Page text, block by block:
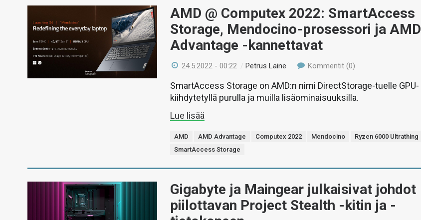
AMD @ Computex 2022: SmartAccess
Storage, Mendocino-prosessori ja AMD
Advantage -kannettavat
24.5.2022 - 00:22 /Petrus Laine Kommentit (0)
SmartAccess Storage on AMD:n nimi DirectStorage-tuelle GPU-
kiihdytetyllä purulla ja muilla lisäominaisuuksilla.
Lue lisää
AMD AMD Advantage Computex 2022 Mendocino
Ryzen 6000 Ultrathing
SmartAccess Storage
Gigabyte ja Maingear julkaisivat johdot
piilottavan Project Stealth -kitin ja -